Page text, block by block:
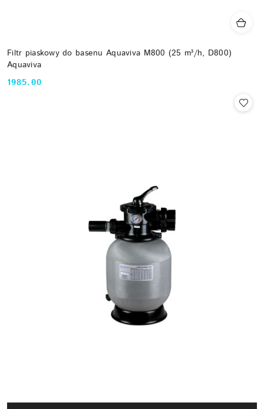
Filtr piaskowy do basenu Aquaviva M800 (25 m³/h, D800)
Aquaviva
Cena:
1985.00